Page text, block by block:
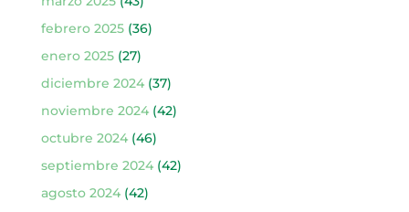
febrero 2025(36)
enero 2025(27)
diciembre 2024(37)
noviembre 2024(42)
octubre 2024(46)
septiembre 2024(42)
agosto 2024(42)